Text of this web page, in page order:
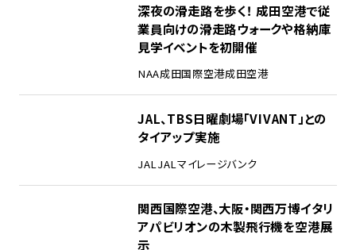
深夜の滑走路を歩く！ 成田空港で従
業員向けの滑走路ウォークや格納庫
見学イベントを初開催
NAA成田国際空港成田空港
JAL、TBS日曜劇場「VIVANT」との
タイアップ実施
JAL JALマイレージバンク
関西国際空港、大阪・関西万博イタリ
アパビリオンの木製飛行機を空港展
示